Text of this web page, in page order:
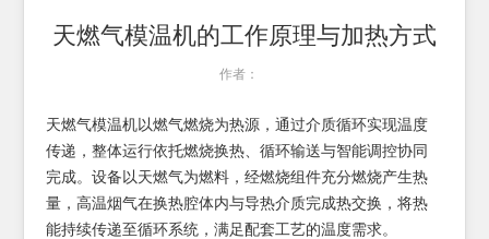
天燃气模温机的工作原理与加热方式
作者：
天燃气模温机以燃气燃烧为热源，通过介质循环实现温度
传递，整体运行依托燃烧换热、循环输送与智能调控协同
完成。设备以天燃气为燃料，经燃烧组件充分燃烧产生热
量，高温烟气在换热腔体内与导热介质完成热交换，将热
能持续传递至循环系统，满足配套工艺的温度需求。